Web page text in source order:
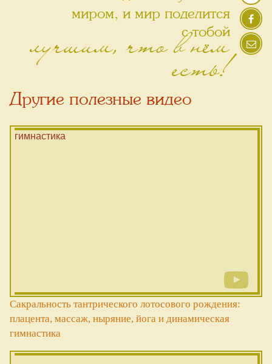
миром, и мир поделится
с тобой
лучшим, что в нём
есть!
Другие полезные видео
Сакральность тантрического лотосового рождения:
плацента, массаж, ныряние, йога и динамическая
гимнастика